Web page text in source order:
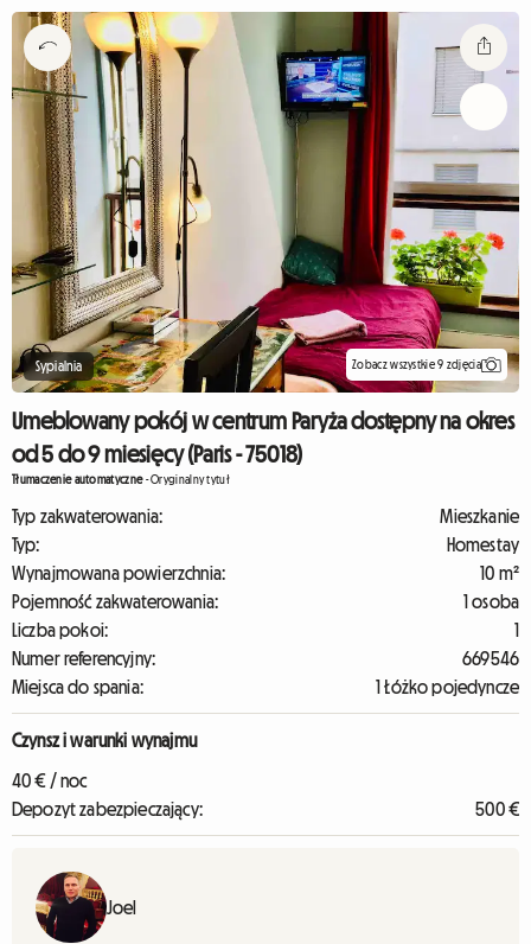
Sypialnia Zobacz wszystkie 9 zdjęcia
Umeblowany pokój w centrum Paryża dostępny na okres
od 5 do 9 miesięcy (Paris - 75018)
Tłumaczenie automatyczne-Oryginalny tytuł
Typ zakwaterowania:
Mieszkanie
Typ:
Homestay
Wynajmowana powierzchnia:
10 m²
Pojemność zakwaterowania:
1 osoba
Liczba pokoi:
1
Numer referencyjny:
669546
Miejsca do spania:
1 Łóżko pojedyncze
Czynsz i warunki wynajmu
40 € / noc
Depozyt zabezpieczający:
500 €
Joel